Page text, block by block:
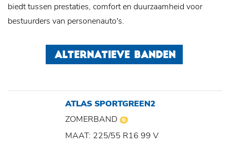
biedt tussen prestaties, comfort en duurzaamheid voor
bestuurders van personenauto's.
ALTERNATIEVE BANDEN
ATLAS SPORTGREEN2
ZOMERBAND
MAAT: 225/55 R16 99 V